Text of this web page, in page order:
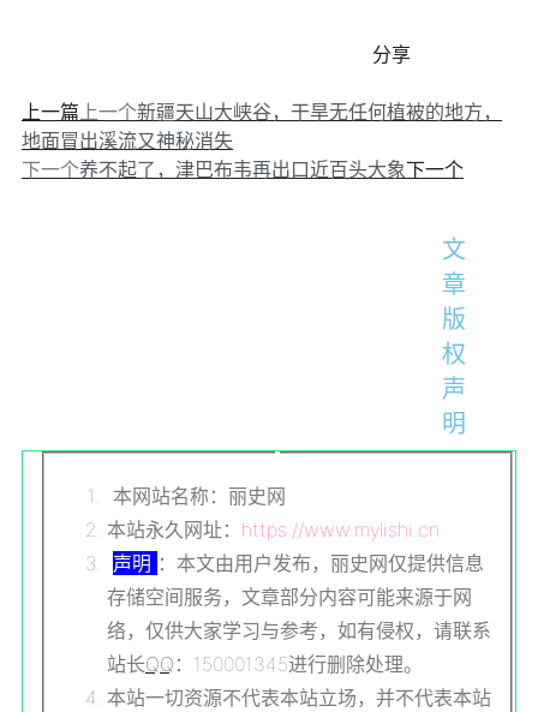
分享
上一篇上一个新疆天山大峡谷，干旱无任何植被的地方，
地面冒出溪流又神秘消失
下一个养不起了，津巴布韦再出口近百头大象下一个
文
章
版
权
声
明
本网站名称：丽史网
本站永久网址： https://www.mylishi.cn
声明 ：本文由用户发布，丽史网仅提供信息
存储空间服务，文章部分内容可能来源于网
络，仅供大家学习与参考，如有侵权，请联系
站长QQ ：150001345进行删除处理。
本站一切资源不代表本站立场，并不代表本站